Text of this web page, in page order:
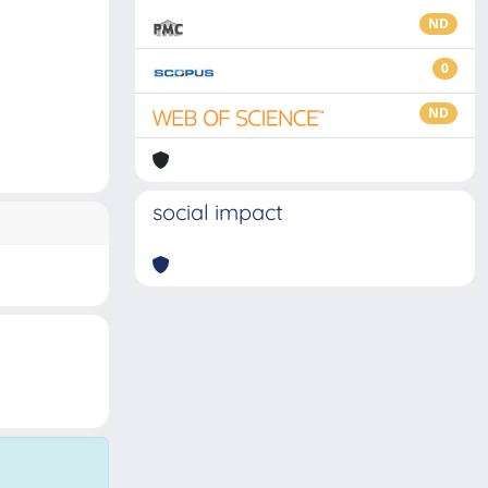
ND
0
ND
social impact